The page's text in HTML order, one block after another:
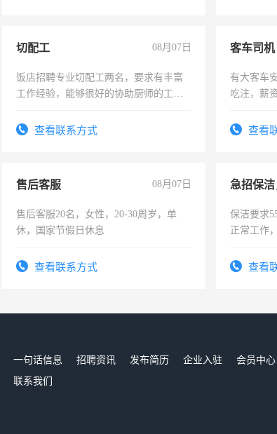
切配工 08月07日
饭店招聘专业切配工两名，要求有丰富
工作经验，能够很好的协助厨师的工
4500。查看联系方式
客车司机
有大客车
吃注，薪
查看
售后客服 08月07日
售后客服20名，女性，20-30周岁，单
休，国家节假日休息
查看联系方式
保洁要求
正常工作
录，客服
查看
一句话信息 招聘资讯 发布简历 企业入驻 会员中心
联系我们